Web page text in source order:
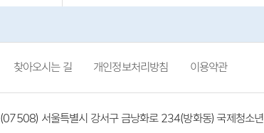
찾아오시는 길 개인정보처리방침 이용약관
(07508) 서울특별시 강서구 금낭화로 234(방화동) 국제청소